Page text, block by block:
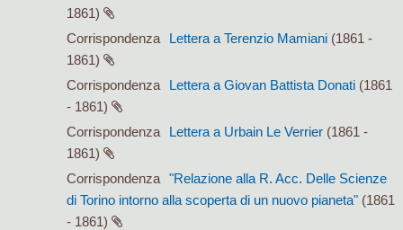
1861)
Corrispondenza
Lettera a Terenzio Mamiani (1861 -
1861)
Corrispondenza
Lettera a Giovan Battista Donati (1861
- 1861)
Corrispondenza
Lettera a Urbain Le Verrier (1861 -
1861)
Corrispondenza
"Relazione alla R. Acc. Delle Scienze
di Torino intorno alla scoperta di un nuovo pianeta" (1861
- 1861)